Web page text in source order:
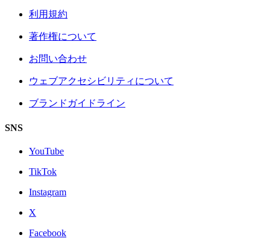
利用規約
著作権について
お問い合わせ
ウェブアクセシビリティについて
ブランドガイドライン
SNS
YouTube
TikTok
Instagram
X
Facebook